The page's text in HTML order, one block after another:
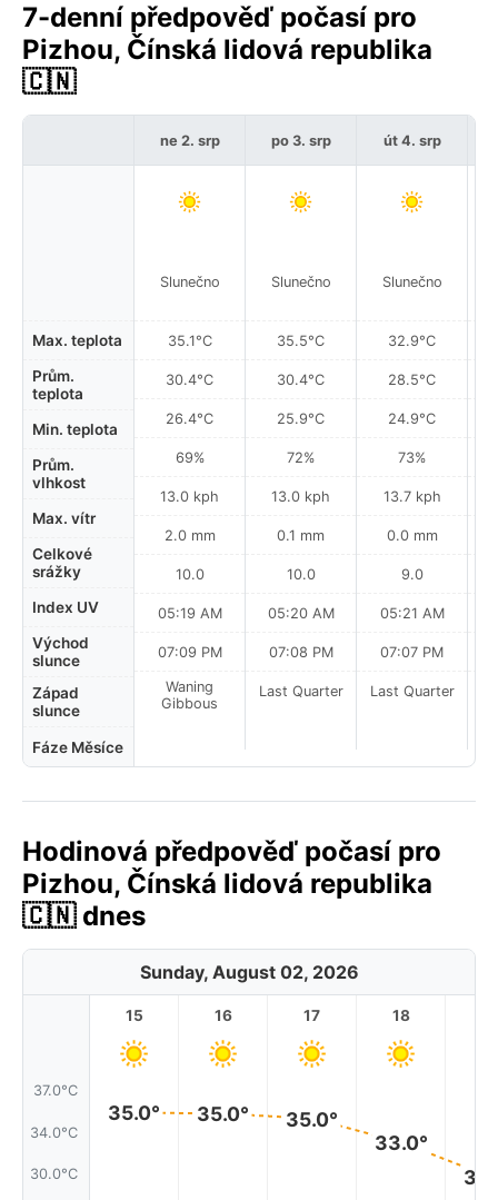
7-denní předpověď počasí pro
Pizhou, Čínská lidová republika
🇨🇳
Max. teplota
Prům.
teplota
Min. teplota
Prům.
vlhkost
Max. vítr
Celkové
srážky
Index UV
Východ
slunce
Západ
slunce
Fáze Měsíce
ne 2. srp
Slunečno
35.1°C
30.4°C
26.4°C
69%
13.0 kph
2.0 mm
10.0
05:19 AM
07:09 PM
Waning
Gibbous
po 3. srp
Slunečno
35.5°C
30.4°C
25.9°C
72%
13.0 kph
0.1 mm
10.0
05:20 AM
07:08 PM
Last Quarter
út 4. srp
Slunečno
32.9°C
28.5°C
24.9°C
73%
13.7 kph
0.0 mm
9.0
05:21 AM
07:07 PM
Last Quarter
Hodinová předpověď počasí pro
Pizhou, Čínská lidová republika
🇨🇳 dnes
Sunday, August 02, 2026
37.0°C
34.0°C
30.0°C
15
35.0°
16
35.0°
17
35.0°
18
33.0°